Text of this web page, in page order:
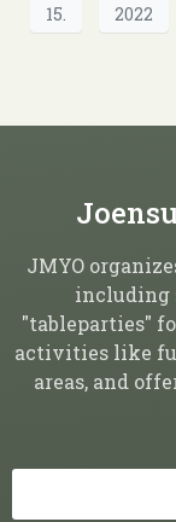
15. 2022
JMYO
including
"tableparties"
activities like
areas, and